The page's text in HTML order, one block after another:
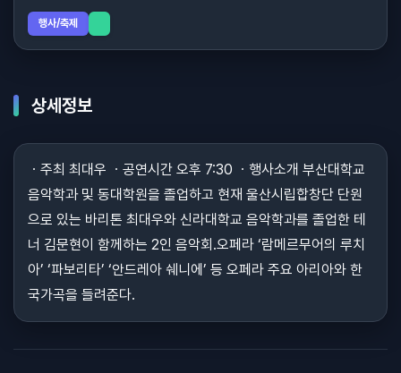
행사/축제
상세정보
ㆍ주최 최대우 ㆍ공연시간 오후 7:30 ㆍ행사소개 부산대학교
음악학과 및 동대학원을 졸업하고 현재 울산시립합창단 단원
으로 있는 바리톤 최대우와 신라대학교 음악학과를 졸업한 테
너 김문현이 함께하는 2인 음악회.오페라 ‘람메르무어의 루치
아’ ‘파보리타’ ‘안드레아 쉐니에’ 등 오페라 주요 아리아와 한
국가곡을 들려준다.